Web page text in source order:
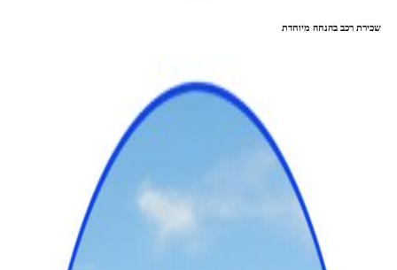
שכירת רכב בהנחה מיוחדת